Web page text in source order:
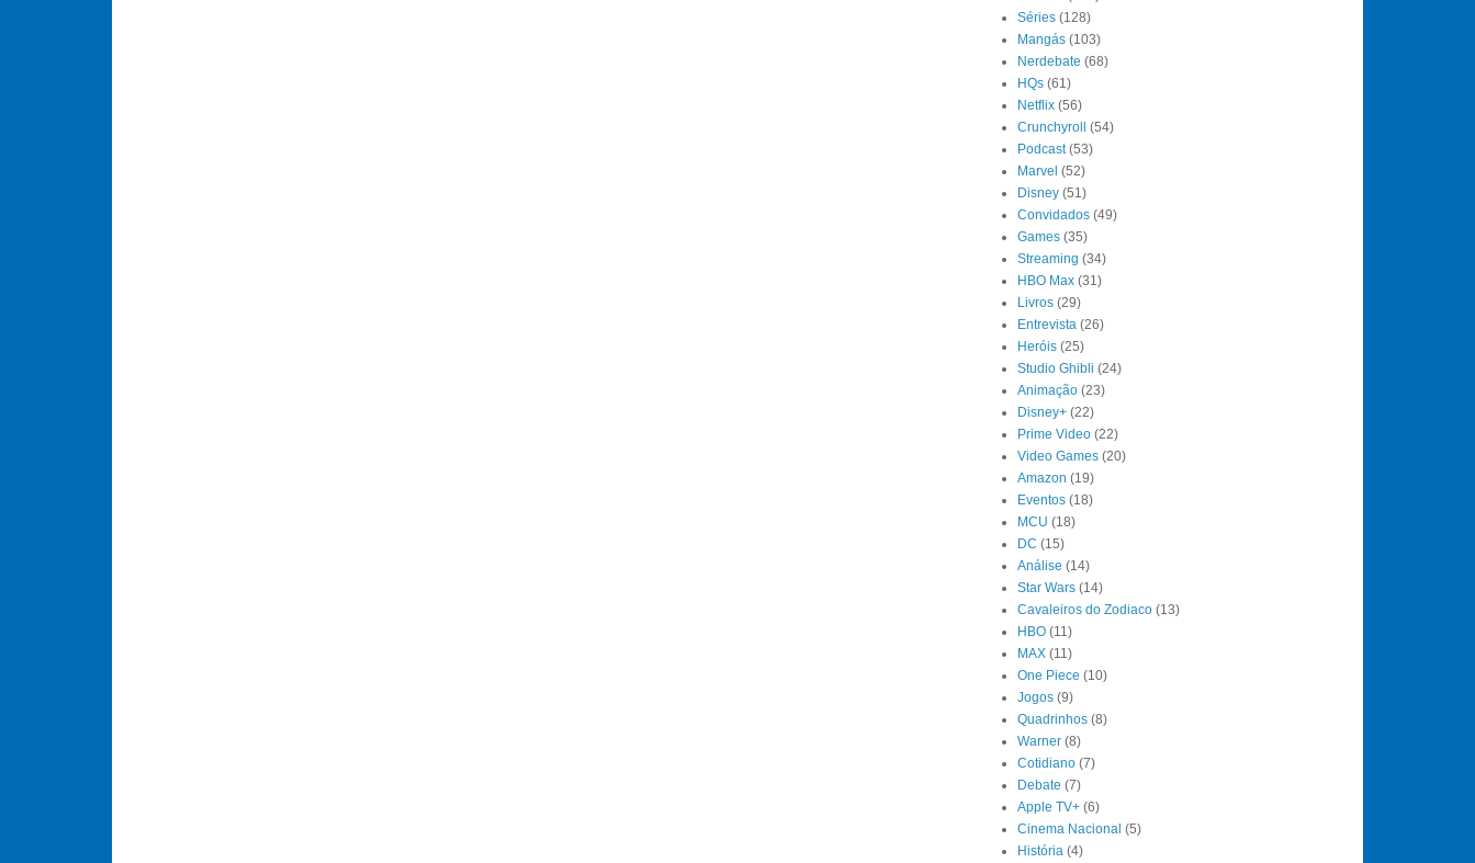
Séries (128)
Mangás (103)
Nerdebate (68)
HQs (61)
Netflix (56)
Crunchyroll (54)
Podcast (53)
Marvel (52)
Disney (51)
Convidados (49)
Games (35)
Streaming (34)
HBO Max (31)
Livros (29)
Entrevista (26)
Heróis (25)
Studio Ghibli (24)
Animação (23)
Disney+ (22)
Prime Video (22)
Video Games (20)
Amazon (19)
Eventos (18)
MCU (18)
DC (15)
Análise (14)
Star Wars (14)
Cavaleiros do Zodiaco (13)
HBO (11)
MAX (11)
One Piece (10)
Jogos (9)
Quadrinhos (8)
Warner (8)
Cotidiano (7)
Debate (7)
Apple TV+ (6)
Cinema Nacional (5)
História (4)